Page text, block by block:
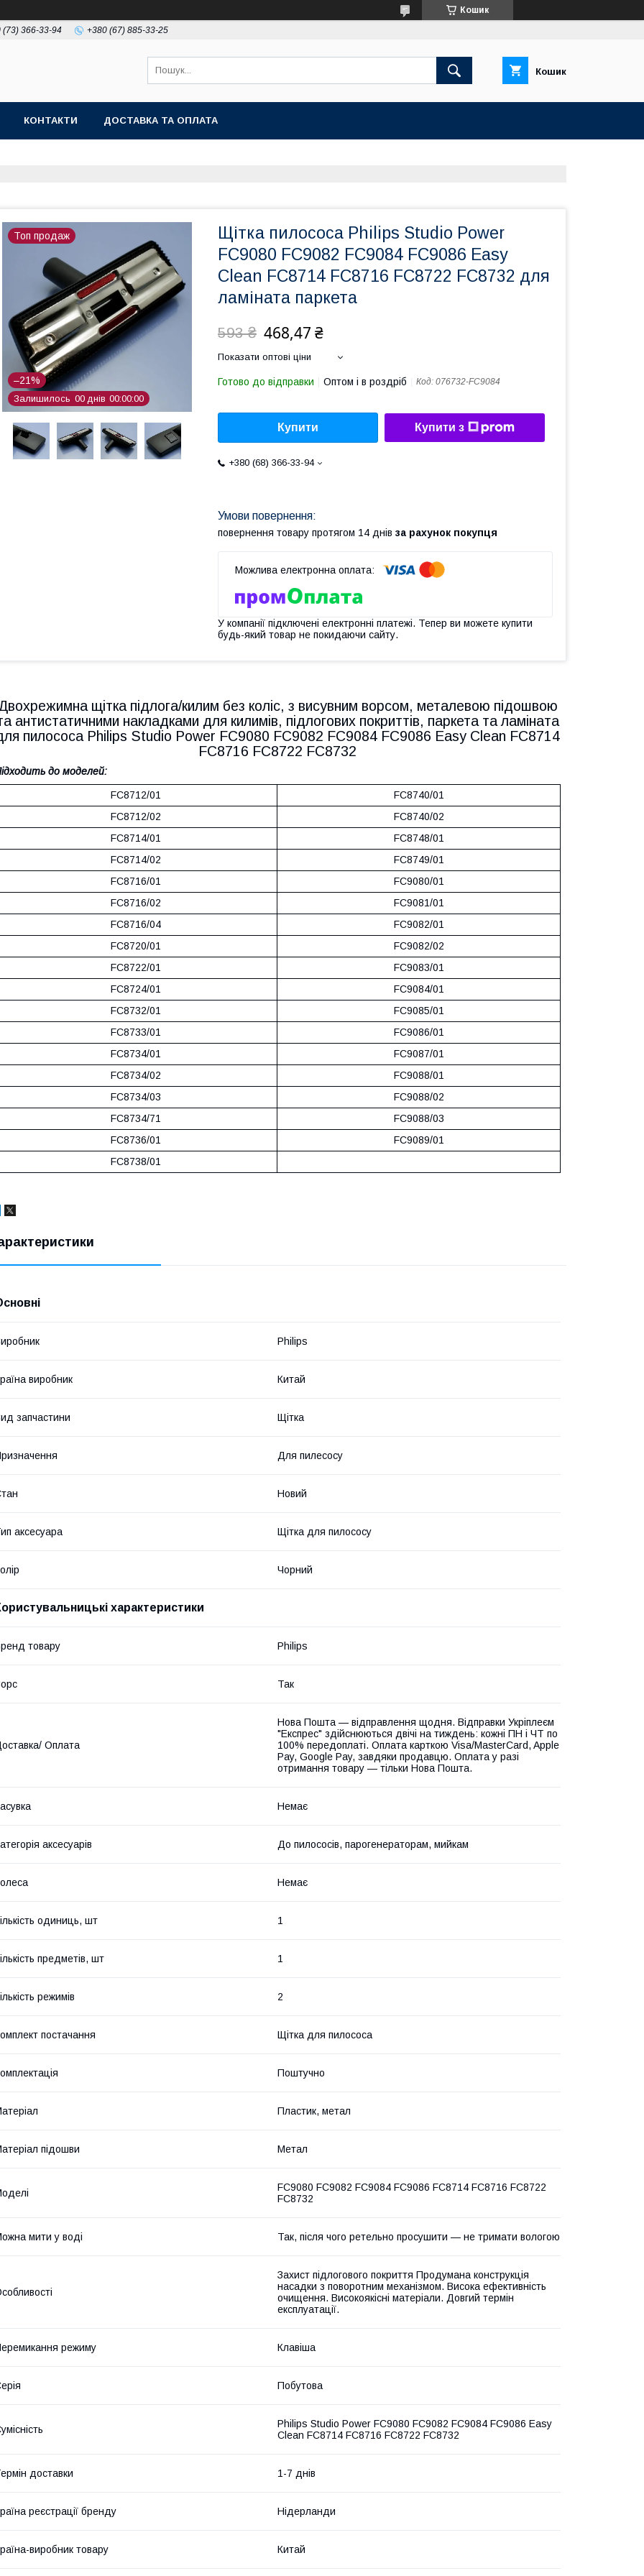
Кошик
(73) 366-33-94 +380 (67) 885-33-25
Кошик
КОНТАКТИ ДОСТАВКА ТА ОПЛАТА
Топ продаж
–21%
Залишилось 00 днів 00 00 00
Щітка пилососа Philips Studio Power
FC9080 FC9082 FC9084 FC9086 Easy
Clean FC8714 FC8716 FC8722 FC8732 для
ламіната паркета
593 ₴ 468,47 ₴
Показати оптові ціни
Готово до відправки Оптом і в роздріб Код: 076732-FC9084
Купити Купити з
+380 (68) 366-33-94
повернення товару протягом 14 днів за рахунок покупця
У компанії підключені електронні платежі. Тепер ви можете купити
будь-який товар не покидаючи сайту.
щітка підлога/килим без коліс, з висувним ворсом, металевою підошвою
антистатичними накладками для килимів, підлогових покриттів, паркета та ламіната
пилососа Philips Studio Power FC9080 FC9082 FC9084 FC9086 Easy Clean FC8714
FC8716 FC8722 FC8732
до моделей:
FC8712/01
FC8740/01
FC8712/02
FC8740/02
FC8714/01
FC8748/01
FC8714/02
FC8749/01
FC8716/01
FC9080/01
FC8716/02
FC9081/01
FC8716/04
FC9082/01
FC8720/01
FC9082/02
FC8722/01
FC9083/01
FC8724/01
FC9084/01
FC8732/01
FC9085/01
FC8733/01
FC9086/01
FC8734/01
FC9087/01
FC8734/02
FC9088/01
FC8734/03
FC9088/02
FC8734/71
FC9088/03
FC8736/01
FC9089/01
FC8738/01
Philips
виробник Китай
запчастини Щітка
Для пилесосу
Новий
аксесуара Щітка для пилососу
Чорний
характеристики
товару Philips
Так
Оплата
Нова Пошта — відправлення щодня. Відправки Укріплеєм
"Експрес" здійснюються двічі на тиждень: кожні ПН і ЧТ по
100% передоплаті. Оплата карткою Visa/MasterCard, Apple
Pay, Google Pay, завдяки продавцю. Оплата у разі
отримання товару — тільки Нова Пошта.
Немає
аксесуарів До пилососів, парогенераторам, мийкам
Немає
одиниць, шт 1
предметів, шт 1
режимів 2
постачання Щітка для пилососа
Поштучно
Пластик, метал
підошви Метал
FC9080 FC9082 FC9084 FC9086 FC8714 FC8716 FC8722
FC8732
мити у воді Так, після чого ретельно просушити — не тримати вологою
Захист підлогового покриття Продумана конструкція
насадки з поворотним механізмом. Висока ефективність
очищення. Високоякісні матеріали. Довгий термін
експлуатації.
режиму Клавіша
Побутова
Philips Studio Power FC9080 FC9082 FC9084 FC9086 Easy
Clean FC8714 FC8716 FC8722 FC8732
доставки 1-7 днів
реєстрації бренду Нідерланди
виробник товару Китай